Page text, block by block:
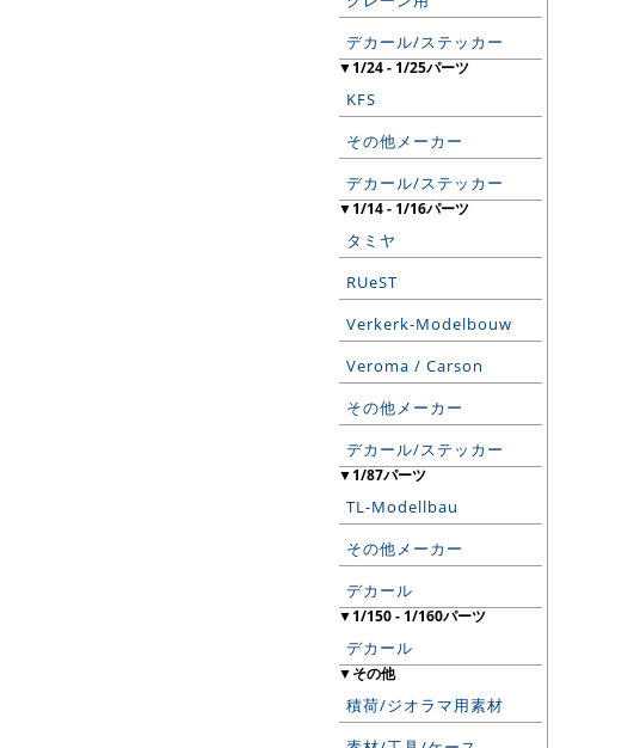
デカール/ステッカー
▼1/24 - 1/25パーツ
KFS
その他メーカー
デカール/ステッカー
▼1/14 - 1/16パーツ
タミヤ
RUeST
Verkerk-Modelbouw
Veroma / Carson
その他メーカー
デカール/ステッカー
▼1/87パーツ
TL-Modellbau
その他メーカー
デカール
▼1/150 - 1/160パーツ
デカール
▼その他
積荷/ジオラマ用素材